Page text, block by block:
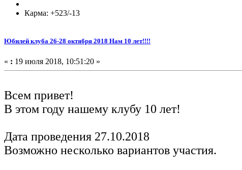
Карма: +523/-13
Юбилей клуба 26-28 октября 2018 Нам 10 лет!!!!
« : 19 июля 2018, 10:51:20 »
Всем привет!
В этом году нашему клубу 10 лет!
Дата проведения 27.10.2018
Возможно несколько вариантов участия.